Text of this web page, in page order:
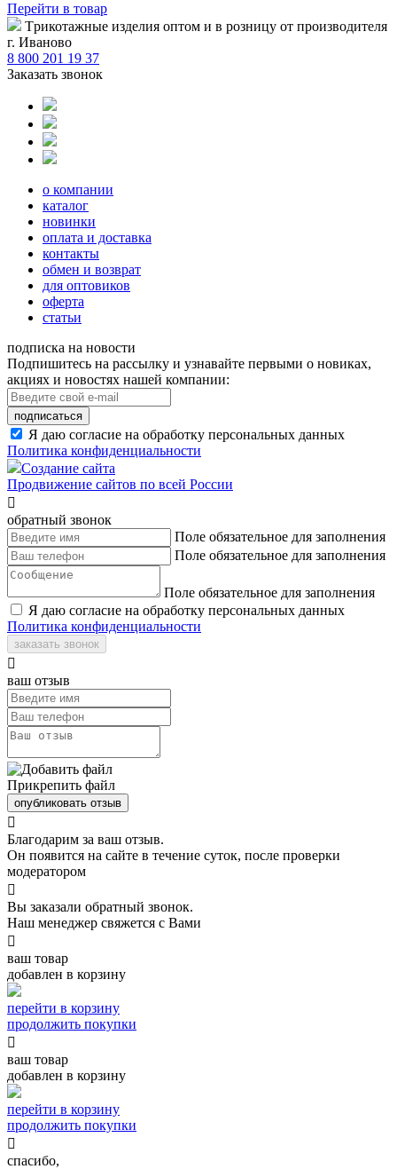
Перейти в товар
Tрикотажные изделия оптом и в розницу от производителя
г. Иваново
8 800 201 19 37
Заказать звонок
о компании
каталог
новинки
оплата и доставка
контакты
обмен и возврат
для оптовиков
оферта
статьи
подписка на новости
Подпишитесь на рассылку и узнавайте первыми о новиках,
акциях и новостях нашей компании:
подписаться
Я даю согласие на обработку персональных данных
Политика конфиденциальности
Создание сайта
Продвижение сайтов по всей России

обратный звонок
Поле обязательное для заполнения
Поле обязательное для заполнения
Поле обязательное для заполнения
Я даю согласие на обработку персональных данных
Политика конфиденциальности
заказать звонок

ваш отзыв
Прикрепить файл
опубликовать отзыв

Благодарим за ваш отзыв.
Он появится на сайте в течение суток, после проверки
модератором

Вы заказали обратный звонок.
Наш менеджер свяжется с Вами

ваш товар
добавлен в корзину
перейти в корзину
продолжить покупки

ваш товар
добавлен в корзину
перейти в корзину
продолжить покупки

спасибо,